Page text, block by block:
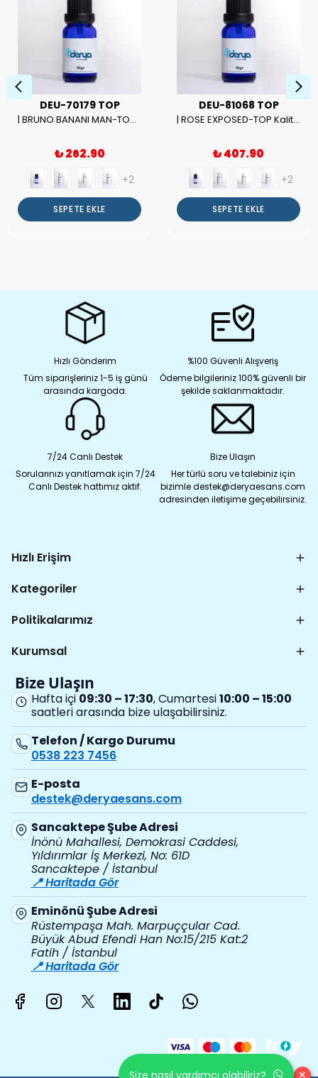
DEU-70179 TOP
| BRUNO BANANI MAN-TOP Kalite Erkek Parfüm Esansı.|
₺ 262.90
+2
SEPETE EKLE
DEU-81068 TOP
| ROSE EXPOSED-TOP Kalite Unısex Parfüm Esansı.|
₺ 407.90
+2
SEPETE EKLE
Hızlı Gönderim
Tüm siparişleriniz 1-5 iş günü
arasında kargoda.
%100 Güvenli Alışveriş
Ödeme bilgileriniz 100% güvenli bir
şekilde saklanmaktadır.
7/24 Canlı Destek
Sorularınızı yanıtlamak için 7/24
Canlı Destek hattımız aktif.
Bize Ulaşın
Her türlü soru ve talebiniz için
bizimle destek@deryaesans.com
adresinden iletişime geçebilirsiniz.
Hızlı Erişim
Kategoriler
Politikalarımız
Kurumsal
Bize Ulaşın
Hafta içi 09:30 – 17:30, Cumartesi10:00 – 15:00
saatleri arasında bize ulaşabilirsiniz.
Telefon / Kargo Durumu
0538 223 7456
E-posta
destek@deryaesans.com
Sancaktepe Şube Adresi
İnönü Mahallesi, Demokrasi Caddesi,
Yıldırımlar İş Merkezi, No: 61D
Sancaktepe / İstanbul
📍 Haritada Gör
Eminönü Şube Adresi
Rüstempaşa Mah. Marpuççular Cad.
Büyük Abud Efendi Han No:15/215 Kat:2
Fatih / İstanbul
📍 Haritada Gör
Size nasıl yardımcı olabiliriz?